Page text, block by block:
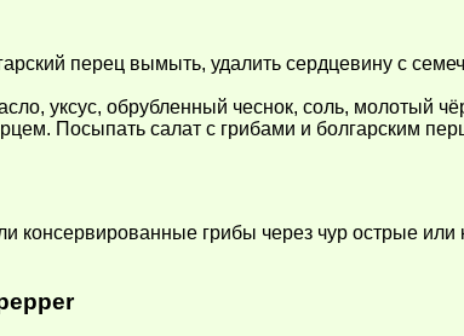
перец вымыть, удалить сердцевину с
уксус, обрубленный чеснок, соль, молотый
Посыпать салат с грибами и болгарским
грибы через чур острые или